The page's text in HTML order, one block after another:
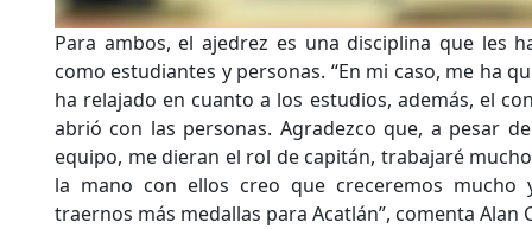
Para ambos, el ajedrez es una disciplina que les
como estudiantes y personas. “En mi caso, me ha
ha relajado en cuanto a los estudios, además, el
abrió con las personas. Agradezco que, a pesar
equipo, me dieran el rol de capitán, trabajaré
la mano con ellos creo que creceremos mucho
traernos más medallas para Acatlán”, comenta Alan